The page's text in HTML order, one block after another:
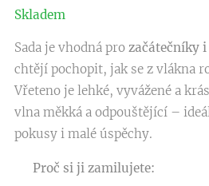
Skladem
Sada je vhodná pro začátečníky
chtějí pochopit, jak se z vlákna
Vřeteno je lehké, vyvážené a
vlna měkká a odpouštějící –
pokusy i malé úspěchy.
Proč si ji zamilujete: